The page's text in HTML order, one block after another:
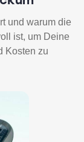
und warum die
ist, um Deine
Kosten zu